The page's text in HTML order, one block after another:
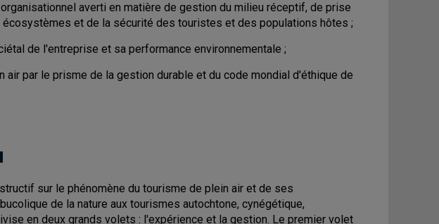
averti en matière de gestion du milieu réceptif, de prise
et de la sécurité des touristes et des populations hôtes ;
de l'entreprise et sa performance environnementale ;
par le prisme de la gestion durable et du code mondial d'éthique de
sur le phénomène du tourisme de plein air et de ses
de la nature aux tourismes autochtone, cynégétique,
en deux grands volets : l'expérience et la gestion. Le premier volet